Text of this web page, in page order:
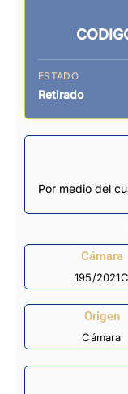
ESTADO
Retirado
Por medio del
Cámara
195/2021C
Origen
Cámara